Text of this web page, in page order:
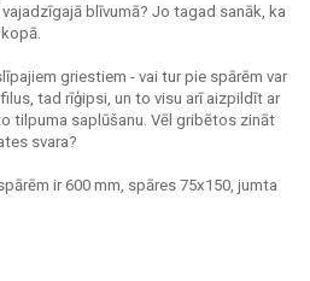
blīvumā? Jo tagad sanāk, ka
griestiem - vai tur pie spārēm var
tad rīģipsi, un to visu arī aizpildīt ar
tilpuma saplūšanu. Vēl gribētos zināt
svara?
ir 600 mm, spāres 75x150, jumta